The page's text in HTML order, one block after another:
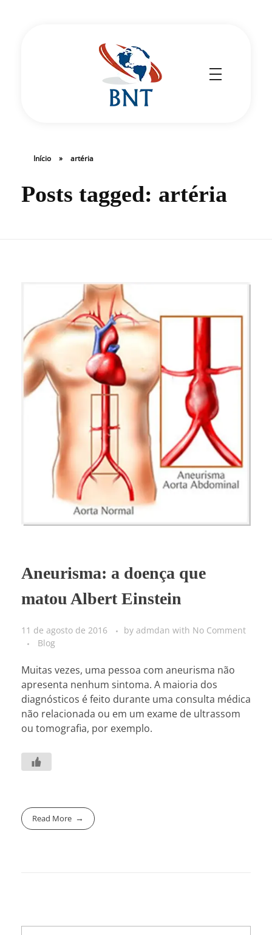
Início » artéria
Posts tagged: artéria
Aneurisma: a doença que
matou Albert Einstein
11 de agosto de 2016 by admdan with No Comment
Blog
Muitas vezes, uma pessoa com aneurisma não
apresenta nenhum sintoma. A maioria dos
diagnósticos é feito durante uma consulta médica
não relacionada ou em um exame de ultrassom
ou tomografia, por exemplo.
Read More